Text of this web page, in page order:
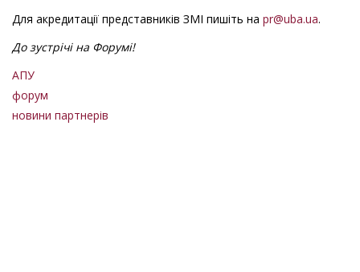
Для акредитації представників ЗМІ пишіть на pr@uba.ua.
До зустрічі на Форумі!
АПУ
форум
новини партнерів